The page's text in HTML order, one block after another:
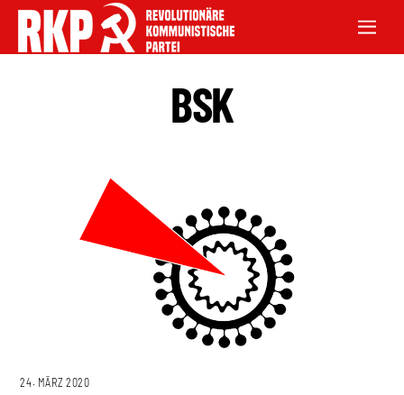
BSK
24. MÄRZ 2020